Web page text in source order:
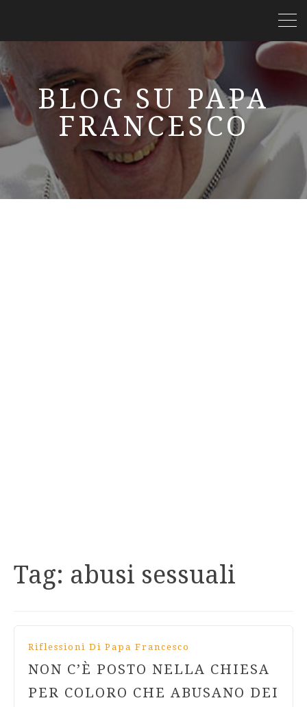
BLOG SU PAPA
FRANCESCO
Tag: abusi sessuali
Riflessioni Di Papa Francesco
NON C’È POSTO NELLA CHIESA
PER COLORO CHE ABUSANO DEI